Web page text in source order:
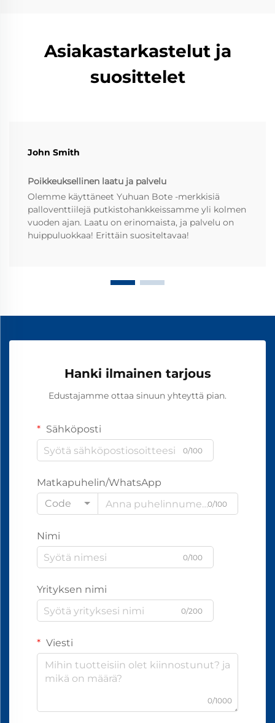
Asiakastarkastelut ja
suosittelet
John Smith
Poikkeuksellinen laatu ja palvelu
Olemme käyttäneet Yuhuan Bote -merkkisiä
palloventtiilejä putkistohankkeissamme yli kolmen
vuoden ajan. Laatu on erinomaista, ja palvelu on
huippuluokkaa! Erittäin suositeltavaa!
Hanki ilmainen tarjous
Edustajamme ottaa sinuun yhteyttä pian.
Sähköposti
0/100
Matkapuhelin/WhatsApp
Code
0/100
Nimi
0/100
Yrityksen nimi
0/200
Viesti
0/1000